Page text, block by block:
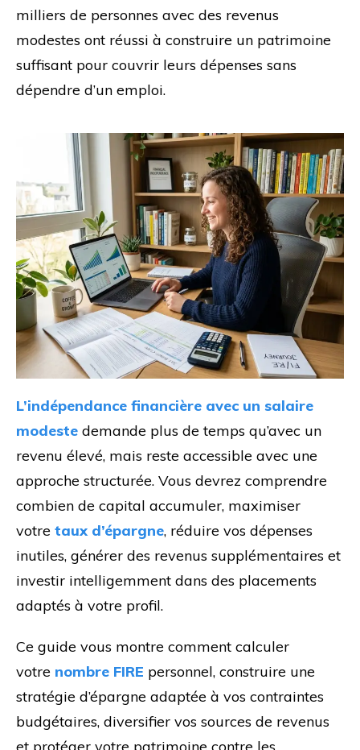
milliers de personnes avec des revenus
modestes ont réussi à construire un patrimoine
suffisant pour couvrir leurs dépenses sans
dépendre d’un emploi.
L’indépendance financière avec un salaire
modeste demande plus de temps qu’avec un
revenu élevé, mais reste accessible avec une
approche structurée. Vous devrez comprendre
combien de capital accumuler, maximiser
votre taux d’épargne, réduire vos dépenses
inutiles, générer des revenus supplémentaires et
investir intelligemment dans des placements
adaptés à votre profil.
Ce guide vous montre comment calculer
votre nombre FIRE personnel, construire une
stratégie d’épargne adaptée à vos contraintes
budgétaires, diversifier vos sources de revenus
et protéger votre patrimoine contre les